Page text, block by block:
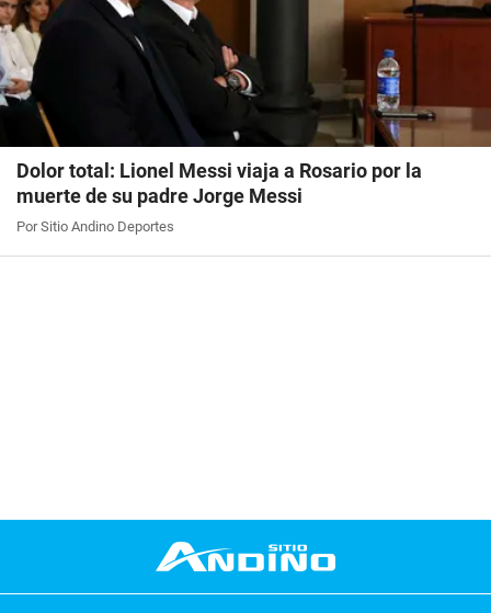
Dolor total: Lionel Messi viaja a Rosario por la
muerte de su padre Jorge Messi
Por Sitio Andino Deportes